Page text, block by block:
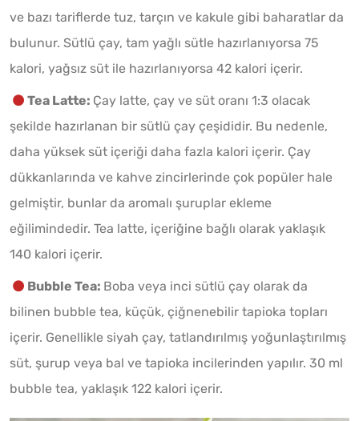
ve bazı tariflerde tuz, tarçın ve kakule gibi baharatlar da
bulunur. Sütlü çay, tam yağlı sütle hazırlanıyorsa 75
kalori, yağsız süt ile hazırlanıyorsa 42 kalori içerir.
Tea Latte: Çay latte, çay ve süt oranı 1:3 olacak
şekilde hazırlanan bir sütlü çay çeşididir. Bu nedenle,
daha yüksek süt içeriği daha fazla kalori içerir. Çay
dükkanlarında ve kahve zincirlerinde çok popüler hale
gelmiştir, bunlar da aromalı şuruplar ekleme
eğilimindedir. Tea latte, içeriğine bağlı olarak yaklaşık
140 kalori içerir.
Bubble Tea: Boba veya inci sütlü çay olarak da
bilinen bubble tea, küçük, çiğnenebilir tapioka topları
içerir. Genellikle siyah çay, tatlandırılmış yoğunlaştırılmış
süt, şurup veya bal ve tapioka incilerinden yapılır. 30 ml
bubble tea, yaklaşık 122 kalori içerir.